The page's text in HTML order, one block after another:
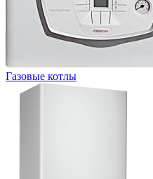
Газовые котлы